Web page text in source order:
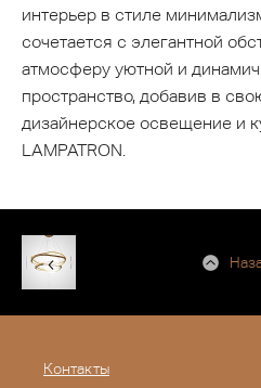
интерьер в стиле
сочетается с элегантной
атмосферу уютной и
пространство, добавив в
дизайнерское освещение и
LAMPATRON.
Контакты